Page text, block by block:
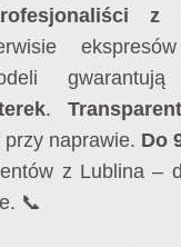
z
.
naprawie. Do
z Lublina –
📞